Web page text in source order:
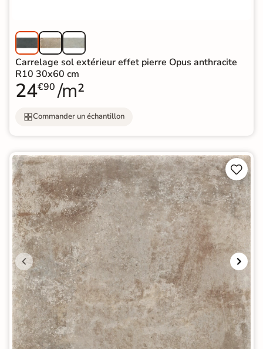
Carrelage sol extérieur effet pierre Opus anthracite
R10 30x60 cm
24€90 /m²
Commander un échantillon

